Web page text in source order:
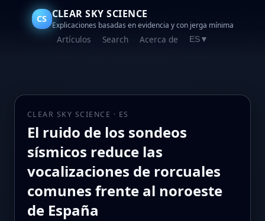
CS CLEAR SKY SCIENCE
Explicaciones basadas en evidencia y con jerga mínima
Artículos Search Acerca de ES ▼
CLEAR SKY SCIENCE · ES
El ruido de los sondeos
sísmicos reduce las
vocalizaciones de rorcuales
comunes frente al noroeste
de España